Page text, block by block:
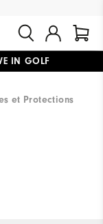
IN GOLF
et Protections